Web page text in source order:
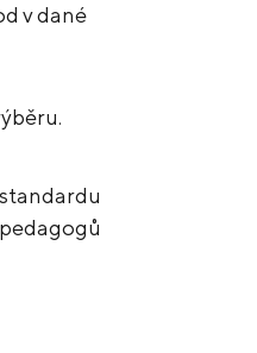
v dané